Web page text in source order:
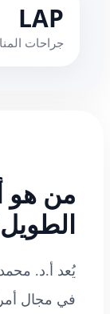
LAP
جراحات
من هو
يُعد أ.د.
في مجال